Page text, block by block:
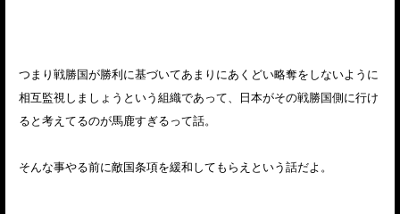
つまり戦勝国が勝利に基づいてあまりにあくどい略奪をしないように
相互監視しましょうという組織であって、日本がその戦勝国側に行け
ると考えてるのが馬鹿すぎるって話。
そんな事やる前に敵国条項を緩和してもらえという話だよ。